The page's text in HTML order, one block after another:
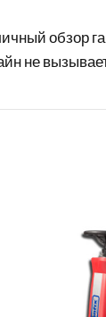
обзор
не